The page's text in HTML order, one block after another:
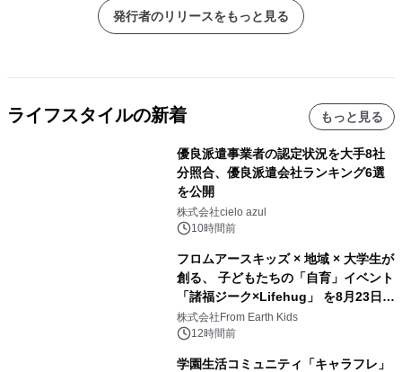
発行者のリリースをもっと見る
ライフスタイルの新着 もっと見る
優良派遣事業者の認定状況を大手8社
分照合、優良派遣会社ランキング6選
を公開
株式会社cielo azul
10時間前
フロムアースキッズ × 地域 × 大学生が
創る、 子どもたちの「自育」イベント
「諸福ジーク×Lifehug」 を8月23日
(日)開催
株式会社From Earth Kids
12時間前
学園生活コミュニティ「キャラフレ」